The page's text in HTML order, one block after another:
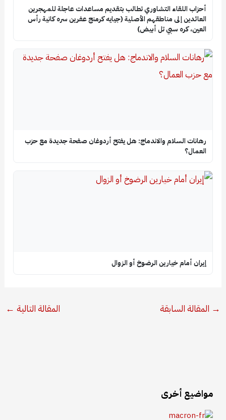
أحزاب اللقاء التشاوري تطالب بتقديم مساعدات عاجلة للمهجرين
العائدين إلى مناطقهم الأصلية (جيايه كرمنج عفرين سره كانية رأس
العين، كره سبي تل أبيض)
رهانات السلام والاندماج: هل يفتح أردوغان صفحة جديدة مع حزب
العمال؟
إيران أمام خيارين الرضوخ أو الزوال
→ المقالة السابقة المقالة التالية ←
مواضيع أخرى